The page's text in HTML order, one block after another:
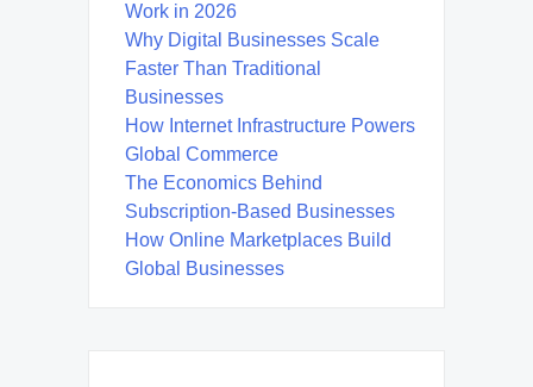
Work in 2026
Why Digital Businesses Scale
Faster Than Traditional
Businesses
How Internet Infrastructure Powers
Global Commerce
The Economics Behind
Subscription-Based Businesses
How Online Marketplaces Build
Global Businesses